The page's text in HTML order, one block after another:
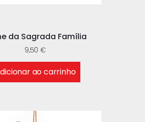
da Sagrada Família
9,50€
ao carrinho